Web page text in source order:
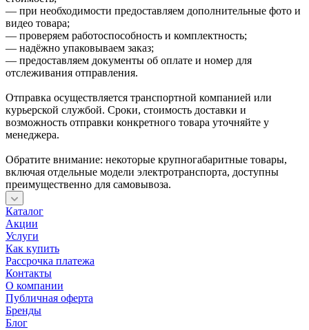
— при необходимости предоставляем дополнительные фото и
видео товара;
— проверяем работоспособность и комплектность;
— надёжно упаковываем заказ;
— предоставляем документы об оплате и номер для
отслеживания отправления.
Отправка осуществляется транспортной компанией или
курьерской службой. Сроки, стоимость доставки и
возможность отправки конкретного товара уточняйте у
менеджера.
Обратите внимание: некоторые крупногабаритные товары,
включая отдельные модели электротранспорта, доступны
преимущественно для самовывоза.
Каталог
Акции
Услуги
Как купить
Рассрочка платежа
Контакты
О компании
Публичная оферта
Бренды
Блог